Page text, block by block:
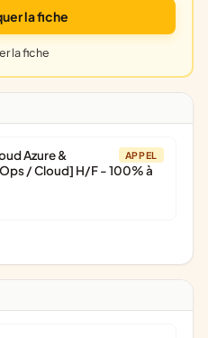
la fiche
la fiche
APPEL
Azure &
/ Cloud] H/F - 100% à